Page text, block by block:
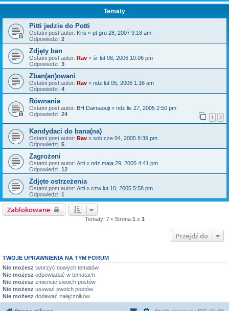
Tematy
Pitti jedzie do Potti
Ostatni post autor: Kris « pt gru 28, 2007 9:18 am
Odpowiedzi: 2
Zdjęty ban
Ostatni post autor: Rav « śr lut 08, 2006 10:06 pm
Odpowiedzi: 3
Zban(an)owani
Ostatni post autor: Rav « ndz lut 05, 2006 1:16 am
Odpowiedzi: 4
Równania
Ostatni post autor: BH Daimaouji « ndz lis 27, 2005 2:50 pm
Odpowiedzi: 24 1 2
Kandydaci do bana(na)
Ostatni post autor: Rav « sob cze 04, 2005 8:39 pm
Odpowiedzi: 5
Zagrożeni
Ostatni post autor: Arti « ndz maja 29, 2005 4:41 pm
Odpowiedzi: 12
Zdjęte ostrzeżenia
Ostatni post autor: Arti « czw lut 10, 2005 5:58 pm
Odpowiedzi: 1
Zablokowane
Tematy: 7 • Strona 1 z 1
Przejdź do
TWOJE UPRAWNIENIA NA TYM FORUM
Nie możesz tworzyć nowych tematów
Nie możesz odpowiadać w tematach
Nie możesz zmieniać swoich postów
Nie możesz usuwać swoich postów
Nie możesz dodawać załączników